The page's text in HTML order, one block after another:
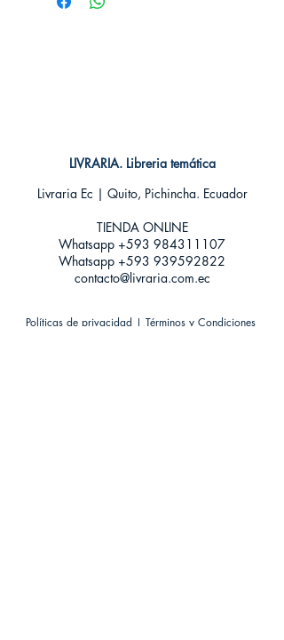
Idioma: Castellano
LIVRARIA. Libreria temática
Livraria Ec | Quito, Pichincha. Ecuador
TIENDA ONLINE​
Whatsapp +593 984311107
Whatsapp +593 939592822
contacto@livraria.com.ec
Políticas de privacidad | Términos y Condiciones